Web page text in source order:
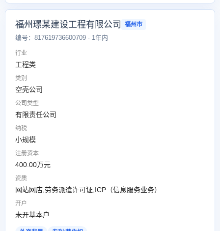
福州璟某建设工程有限公司 福州市
编号：817619736600709 · 1年内
行业
工程类
类别
空壳公司
公司类型
有限责任公司
纳税
小规模
注册资本
400.00万元
资质
网站网店,劳务派遣许可证,ICP（信息服务业务）
开户
未开基本户